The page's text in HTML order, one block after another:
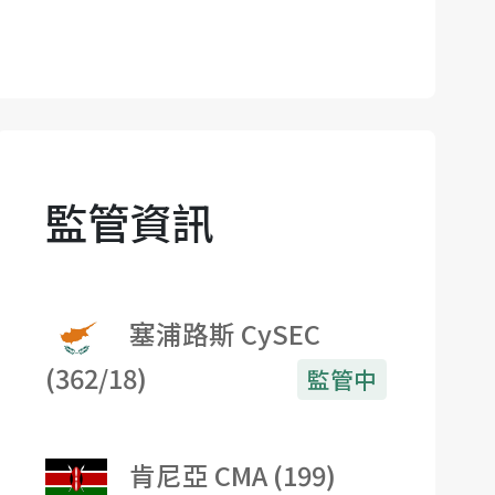
監管資訊
塞浦路斯 CySEC
(362/18)
監管中
肯尼亞 CMA (199)